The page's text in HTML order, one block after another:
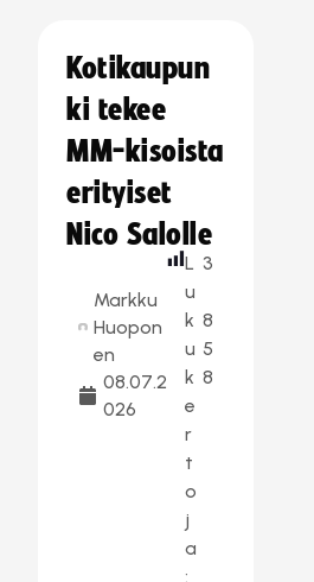
Kotikaupun
ki tekee
MM-kisoista
erityiset
Nico Salolle
Markku
Huopon
en
08.07.2
026
L
u
k
u
k
e
r
t
o
j
a
:
3
8
5
8